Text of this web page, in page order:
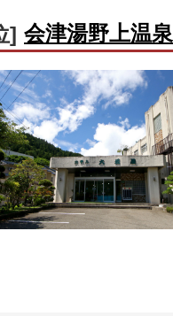
] 会津湯野上温